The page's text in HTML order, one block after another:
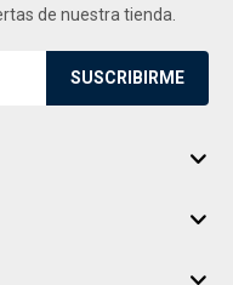
de nuestra tienda.
SUSCRIBIRME